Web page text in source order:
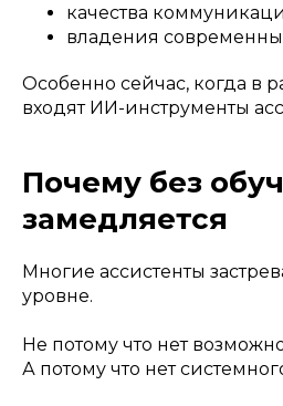
качества
владения
Особенно сейчас, когда в
входят ИИ-инструменты
Почему без
замедляется
Многие ассистенты
уровне.
Не потому что нет
А потому что нет